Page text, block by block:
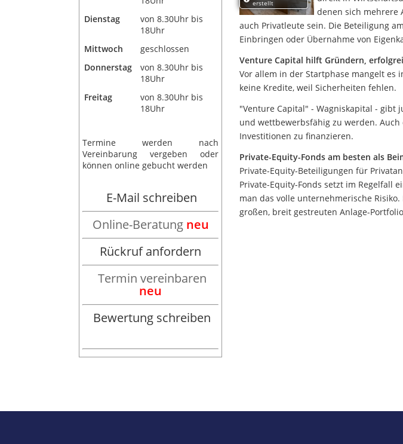
Dienstag
von 8.30Uhr bis
18Uhr
Mittwoch
geschlossen
Donnerstag
von 8.30Uhr bis
18Uhr
Freitag
von 8.30Uhr bis
18Uhr
Termine werden nach
Vereinbarung vergeben oder
können online gebucht werden
E-Mail schreiben
Online-Beratung neu
Rückruf anfordern
Termin vereinbaren
neu
Bewertung schreiben
erstellt
denen sich mehrere
auch Privatleute sein. Die Beteiligung
Einbringen oder Übernahme von
Venture Capital hilft Gründern,
Vor allem in der Startphase mangelt es
keine Kredite, weil Sicherheiten fehlen.
"Venture Capital" - Wagniskapital - gibt
und wettbewerbsfähig zu werden.
Investitionen zu finanzieren.
Private-Equity-Fonds am besten als
Private-Equity-Beteiligungen für
Private-Equity-Fonds setzt im Regelfall
man das volle unternehmerische
großen, breit gestreuten Anlage-